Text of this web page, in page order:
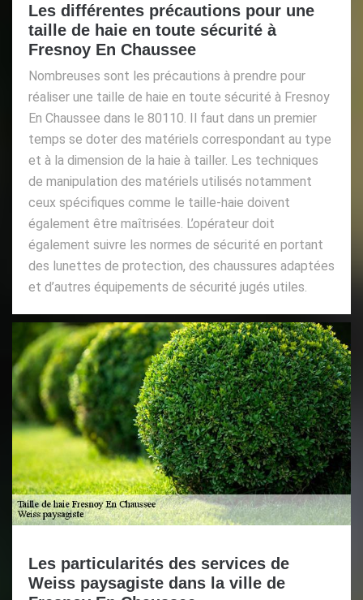
Les différentes précautions pour une
taille de haie en toute sécurité à
Fresnoy En Chaussee
Nombreuses sont les précautions à prendre pour
réaliser une taille de haie en toute sécurité à Fresnoy
En Chaussee dans le 80110. Il faut dans un premier
temps se doter des matériels correspondant au type
et à la dimension de la haie à tailler. Les techniques
de manipulation des matériels utilisés notamment
ceux spécifiques comme le taille-haie doivent
également être maîtrisées. L’opérateur doit
également suivre les normes de sécurité en portant
des lunettes de protection, des chaussures adaptées
et d’autres équipements de sécurité jugés utiles.
Les particularités des services de
Weiss paysagiste dans la ville de